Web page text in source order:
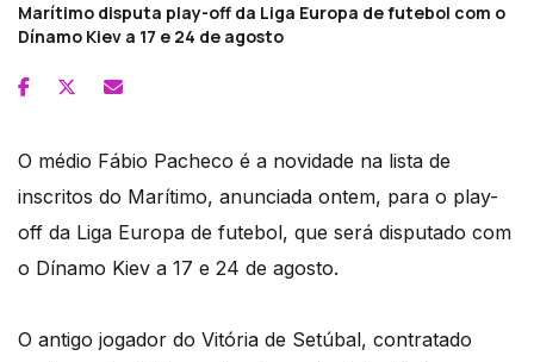
Marítimo disputa play-off da Liga Europa de futebol com o
Dínamo Kiev a 17 e 24 de agosto
O médio Fábio Pacheco é a novidade na lista de
inscritos do Marítimo, anunciada ontem, para o play-
off da Liga Europa de futebol, que será disputado com
o Dínamo Kiev a 17 e 24 de agosto.
O antigo jogador do Vitória de Setúbal, contratado